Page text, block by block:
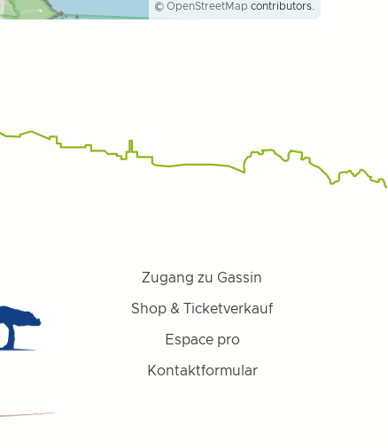
© OpenStreetMap contributors.
Zugang zu Gassin
Shop & Ticketverkauf
Espace pro
Kontaktformular